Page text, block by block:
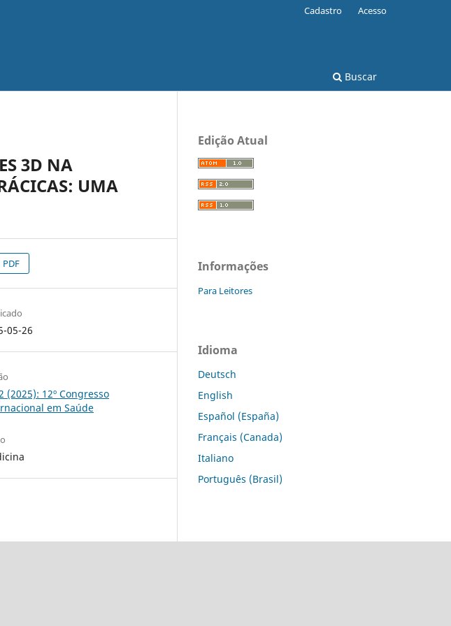
Buscar
Cadastro Acesso
3D NA
UMA
PDF
05-26
(2025): 12º Congresso
em Saúde
Edição Atual
Informações
Para Leitores
Idioma
Deutsch
English
Español (España)
Français (Canada)
Italiano
Português (Brasil)